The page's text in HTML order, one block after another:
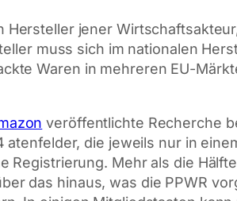
Hersteller jener
muss sich im nationalen
Waren in mehreren EU-
veröffentlichte Recherche
atenfelder, die jeweils nur in
Registrierung. Mehr als die
das hinaus, was die PPWR